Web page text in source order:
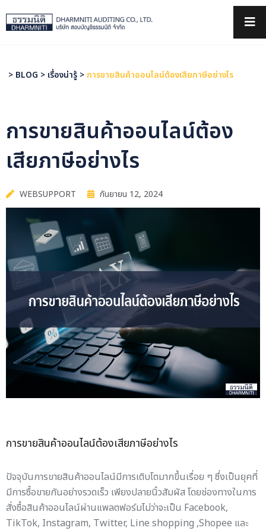
> BLOG > เรื่องน่ารู้ > การขายสินค้าออนไลน์ต้องเสียภาษีอย่างไร
การขายสินค้าออนไลน์ต้อง
เสียภาษีอย่างไร
WEBSUPPORT กันยายน 12, 2024
การขายสินค้าออนไลน์ต้องเสียภาษีอย่างไร
ปัจจุบันการขายสินค้าออนไลน์มีการเติบโตมากขึ้นเรื่อย ๆ ซึ่งเป็นยุคที่
มีการซื้อขายกันอย่างรวดเร็ว เพียงปลายนิ้วสัมผัส โดยช่องทางในการ
สั่งซื้อสินค้าออนไลน์ผ่านแพลตฟอร์มไม่ว่าจะเป็น Facebook,
TikTok, Instagram, Twitter, Line shopping ,Shopee และ